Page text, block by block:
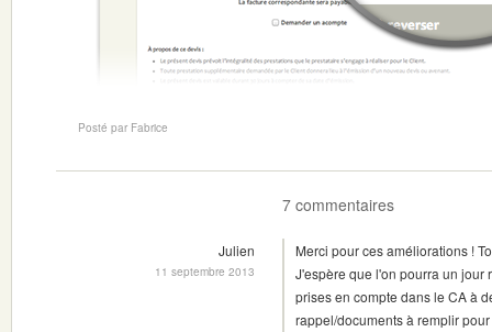
Posté par Fabrice
7 commentaires
Julien
11 septembre 2013
Merci pour ces améliorations !
J'espère que l'on pourra un jour
prises en compte dans le CA à
rappel/documents à remplir